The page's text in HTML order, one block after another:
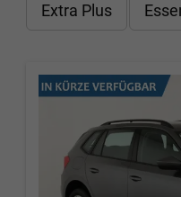
Extra Plus